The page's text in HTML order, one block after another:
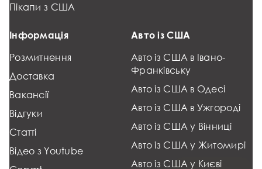
Пікапи з США
Інформація
Розмитнення
Доставка
Вакансії
Відгуки
Статті
Відео з Youtube
Авто із США
Авто із США в Івано-
Франківську
Авто із США в Одесі
Авто із США в Ужгороді
Авто із США у Вінниці
Авто із США у Житомирі
Авто із США у Києві